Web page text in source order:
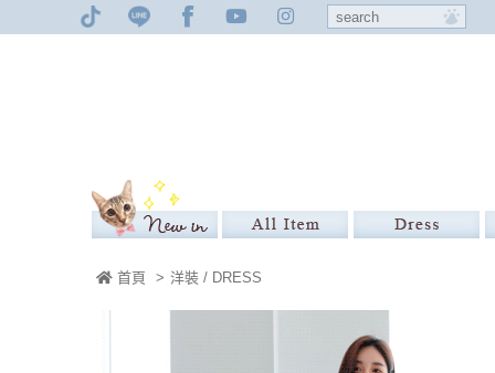
首頁 > 洋裝 / DRESS